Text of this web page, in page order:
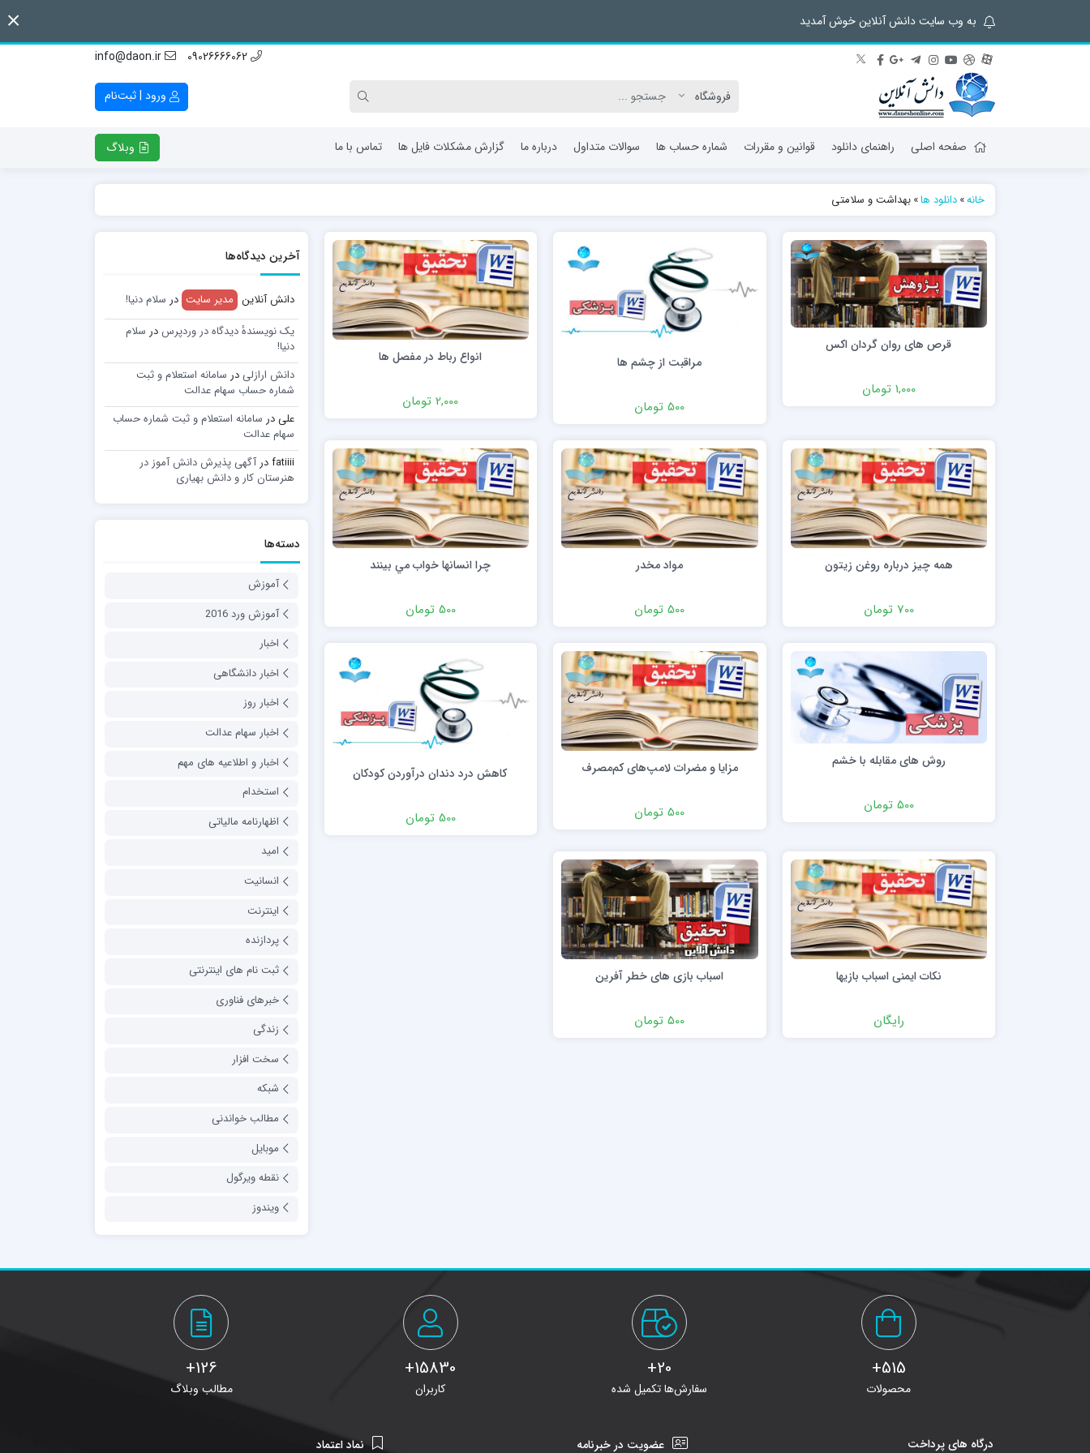
به وب سایت دانش آنلاین خوش آمدید
09026666062
info@daon.ir
ورود | ثبت‌نام
صفحه اصلی راهنمای دانلود قوانین و مقررات شماره حساب ها سوالات متداول درباره ما گزارش مشکلات فایل ها تماس با ما وبلاگ
خانه»دانلود ها»بهداشت و سلامتی
قرص های روان گردان اکس
1,000 تومان
مراقبت از چشم ها
500 تومان
انواع رباط در مفصل ها
2,000 تومان
همه چیز درباره روغن زیتون
700 تومان
مواد مخدر
500 تومان
چرا انسانها خواب مي بينند
500 تومان
روش های مقابله با خشم
500 تومان
مزایا و مضرات لامپ‌های کم‌مصرف
500 تومان
كاهش درد دندان درآوردن کودکان
500 تومان
نکات ایمنی اسباب بازیها
رایگان
اسباب بازی های خطر آفرین
500 تومان
آخرین دیدگاه‌ها
دانش آنلاین مدیر سایت در سلام دنیا!
یک نویسندهٔ دیدگاه در وردپرس در سلام
دنیا!
دانش ارازلی در سامانه استعلام و ثبت
شماره حساب سهام عدالت
علیدر سامانه استعلام و ثبت شماره حساب
سهام عدالت
fatiiiiدرآگهی پذیرش دانش آموز در
هنرستان کار و دانش بهیاری
دسته‌ها
آموزش
آموزش ورد 2016
اخبار
اخبار دانشگاهی
اخبار روز
اخبار سهام عدالت
اخبار و اطلاعیه های مهم
استخدام
اظهارنامه مالیاتی
امید
انسانیت
اینترنت
پردازنده
ثبت نام های اینترنتی
خبرهای فناوری
زندگی
سخت افزار
شبکه
مطالب خواندنی
موبایل
نقطه ویرگول
ویندوز
515+
محصولات
20+
سفارش‌ها تکمیل شده
15830+
کاربران
126+
مطالب وبلاگ
درگاه های پرداخت عضویت در خبرنامه نماد اعتماد